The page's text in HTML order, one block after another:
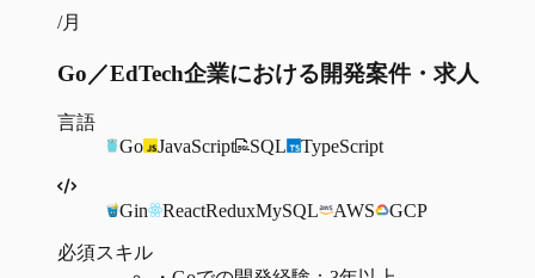
/月
Go／EdTech企業における開発案件・求人
言語
Go
JavaScript SQL TypeScript
Gin ReactReduxMySQL AWS GCP
必須スキル